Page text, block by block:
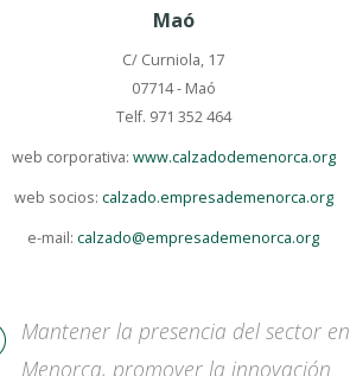
Maó
C/ Curniola, 17
07714 - Maó
Telf. 971 352 464
web corporativa: www.calzadodemenorca.org
web socios: calzado.empresademenorca.org
e-mail: calzado@empresademenorca.org
Mantener la presencia del sector en
Menorca, promover la innovación